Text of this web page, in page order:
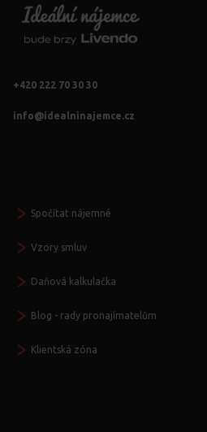
+420 222 70 30 30
info@idealninajemce.cz
Spočítat nájemné
Vzory smluv
Daňová kalkulačka
Blog - rady pronajímatelům
Klientská zóna